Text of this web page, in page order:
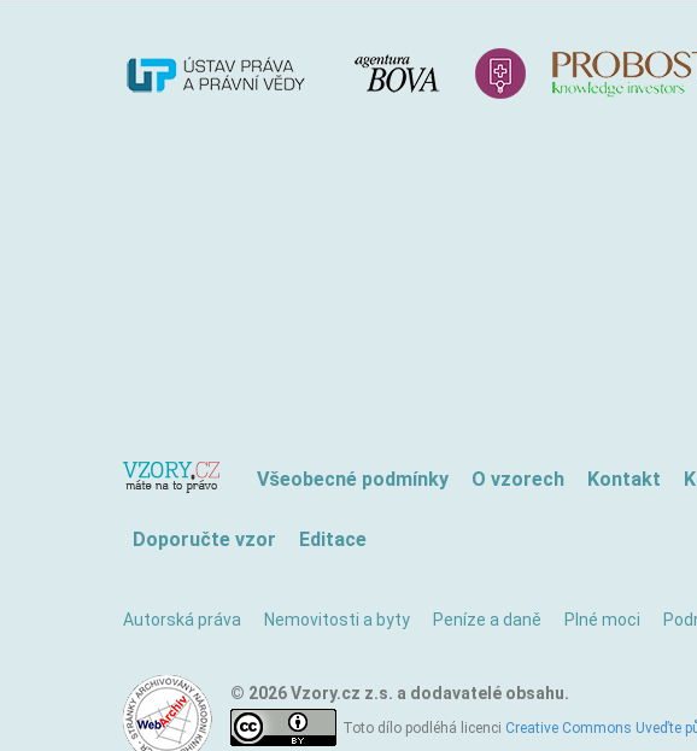
Všeobecné podmínky O vzorech Kontakt
Doporučte vzor Editace
Autorská práva Nemovitosti a byty Peníze a daně Plné moci
© 2026 Vzory.cz z.s. a dodavatelé obsahu.
Toto dílo podléhá licenci Creative Commons Uveďte